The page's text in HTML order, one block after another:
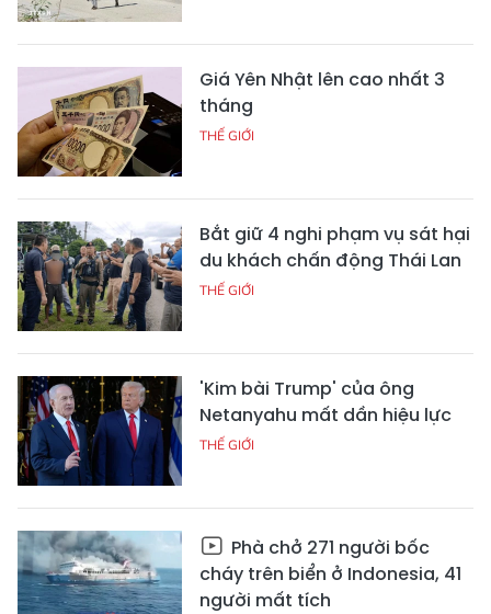
Giá Yên Nhật lên cao nhất 3
tháng
THẾ GIỚI
Bắt giữ 4 nghi phạm vụ sát hại
du khách chấn động Thái Lan
THẾ GIỚI
'Kim bài Trump' của ông
Netanyahu mất dần hiệu lực
THẾ GIỚI
Phà chở 271 người bốc
cháy trên biển ở Indonesia, 41
người mất tích